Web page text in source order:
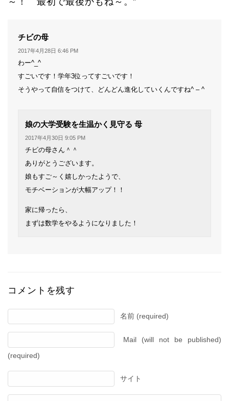
チビの母
り:
2017年4月28日 6:46 PM
わー^_^
すごいです！学年3位ってすごいです！
そうやって自信をつけて、どんどん進化していくんですね^ – ^
娘の大学受験を生温かく見守る 母
2017年4月30日 9:05 PM
チビの母さん＾＾
ありがとうございます。
娘もすご～く嬉しかったようで、
モチベーションが大幅アップ！！
家に帰ったら、
まずは数学をやるようになりました！
コメントを残す
名前 (required)
Mail (will not be published)
(required)
サイト